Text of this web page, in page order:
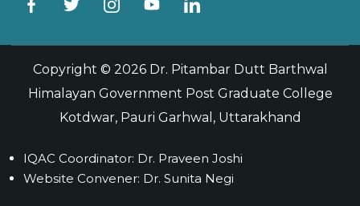
Copyright © 2026 Dr. Pitambar Dutt Barthwal
Himalayan Government Post Graduate College
Kotdwar, Pauri Garhwal, Uttarakhand
IQAC Coordinator: Dr. Praveen Joshi
Website Convener: Dr. Sunita Negi